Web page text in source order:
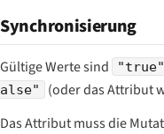
Synchronisierung
Gültige Werte sind "true"
alse"
(oder das Attribut
Das Attribut muss die